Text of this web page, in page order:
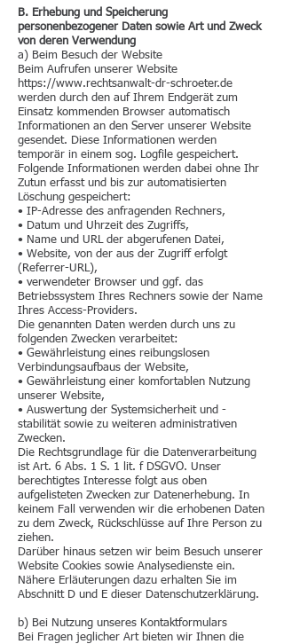
B. Erhebung und Speicherung
personenbezogener Daten sowie Art und Zweck
von deren Verwendung
a) Beim Besuch der Website
Beim Aufrufen unserer Website
https://www.rechtsanwalt-dr-schroeter.de
werden durch den auf Ihrem Endgerät zum
Einsatz kommenden Browser automatisch
Informationen an den Server unserer Website
gesendet. Diese Informationen werden
temporär in einem sog. Logfile gespeichert.
Folgende Informationen werden dabei ohne Ihr
Zutun erfasst und bis zur automatisierten
Löschung gespeichert:
• IP-Adresse des anfragenden Rechners,
• Datum und Uhrzeit des Zugriffs,
• Name und URL der abgerufenen Datei,
• Website, von der aus der Zugriff erfolgt
(Referrer-URL),
• verwendeter Browser und ggf. das
Betriebssystem Ihres Rechners sowie der Name
Ihres Access-Providers.
Die genannten Daten werden durch uns zu
folgenden Zwecken verarbeitet:
• Gewährleistung eines reibungslosen
Verbindungsaufbaus der Website,
• Gewährleistung einer komfortablen Nutzung
unserer Website,
• Auswertung der Systemsicherheit und -
stabilität sowie zu weiteren administrativen
Zwecken.
Die Rechtsgrundlage für die Datenverarbeitung
ist Art. 6 Abs. 1 S. 1 lit. f DSGVO. Unser
berechtigtes Interesse folgt aus oben
aufgelisteten Zwecken zur Datenerhebung. In
keinem Fall verwenden wir die erhobenen Daten
zu dem Zweck, Rückschlüsse auf Ihre Person zu
ziehen.
Darüber hinaus setzen wir beim Besuch unserer
Website Cookies sowie Analysedienste ein.
Nähere Erläuterungen dazu erhalten Sie im
Abschnitt D und E dieser Datenschutzerklärung.
b) Bei Nutzung unseres Kontaktformulars
Bei Fragen jeglicher Art bieten wir Ihnen die